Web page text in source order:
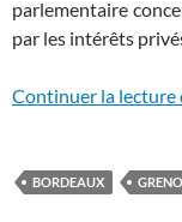
parlementaire
par les intérêts
Continuer la lecture
BORDEAUX